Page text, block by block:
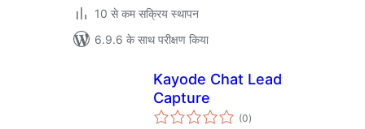
10 से कम सक्रिय स्थापन
6.9.6 के साथ परीक्षण किया
Kayode Chat Lead
Capture
(0कुल
दर)